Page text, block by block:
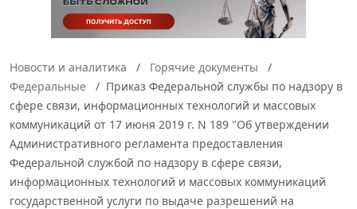
Новости и аналитика
Горячие документы
Федеральные
Приказ Федеральной службы по надзору в
сфере связи, информационных технологий и массовых
коммуникаций от 17 июня 2019 г. N 189 "Об утверждении
Административного регламента предоставления
Федеральной службой по надзору в сфере связи,
информационных технологий и массовых коммуникаций
государственной услуги по выдаче разрешений на